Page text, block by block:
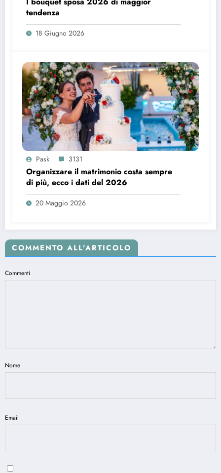
tendenza
18 Giugno 2026
Pask 3131
Organizzare il matrimonio costa sempre
di più, ecco i dati del 2026
20 Maggio 2026
COMMENTO ALL'ARTICOLO
Commenti
Nome
Email